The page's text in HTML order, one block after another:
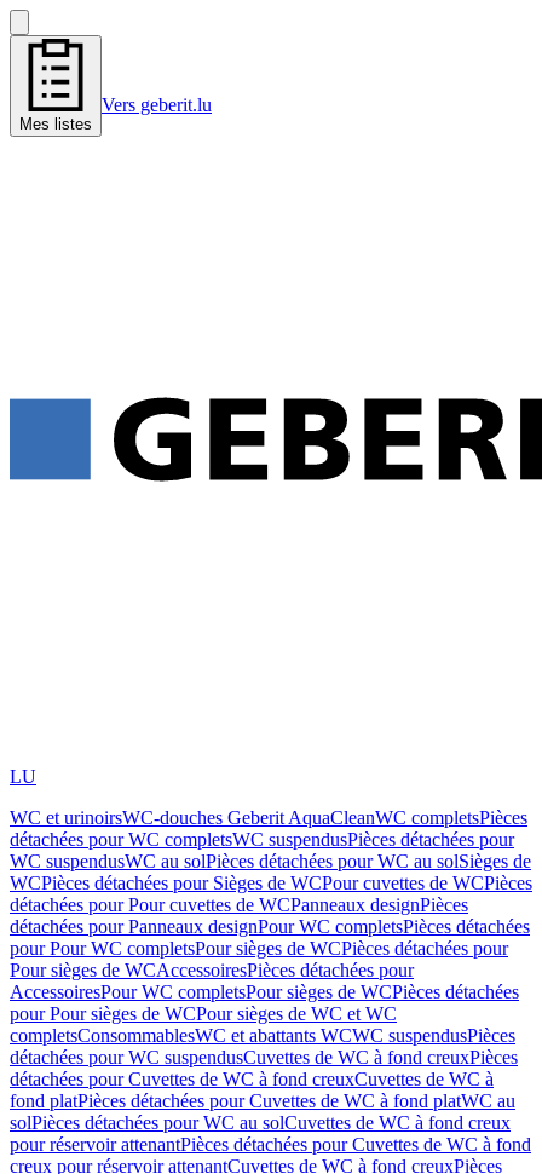
Mes listes
Vers geberit.lu
LU
WC et urinoirsWC-douches Geberit AquaCleanWC completsPièces
détachées pour WC completsWC suspendusPièces détachées pour
WC suspendusWC au solPièces détachées pour WC au solSièges de
WCPièces détachées pour Sièges de WCPour cuvettes de WCPièces
détachées pour Pour cuvettes de WCPanneaux designPièces
détachées pour Panneaux designPour WC completsPièces détachées
pour Pour WC completsPour sièges de WCPièces détachées pour
Pour sièges de WCAccessoiresPièces détachées pour
AccessoiresPour WC completsPour sièges de WCPièces détachées
pour Pour sièges de WCPour sièges de WC et WC
completsConsommablesWC et abattants WCWC suspendusPièces
détachées pour WC suspendusCuvettes de WC à fond creuxPièces
détachées pour Cuvettes de WC à fond creuxCuvettes de WC à
fond platPièces détachées pour Cuvettes de WC à fond platWC au
solPièces détachées pour WC au solCuvettes de WC à fond creux
pour réservoir attenantPièces détachées pour Cuvettes de WC à fond
creux pour réservoir attenantCuvettes de WC à fond creuxPièces